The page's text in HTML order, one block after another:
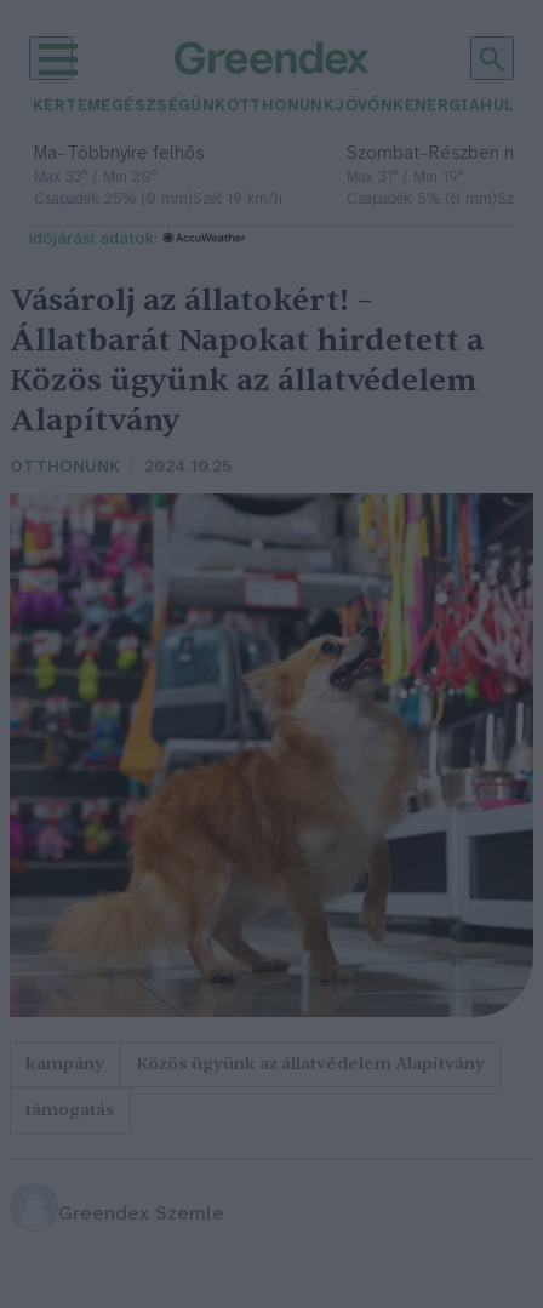
KERTEM EGÉSZSÉGÜNK OTTHONUNKJÖVŐNK ENERGIA
Ma– Többnyire felhős
Max 33° / Min 20°
Csapadék: 25% (0 mm)Szél: 19 km/h
Szombat– Részben
Max 31° / Min 19°
Csapadék: 5% (0 mm)Szél:
időjárási adatok:
Vásárolj az állatokért! –
Állatbarát Napokat hirdetett a
Közös ügyünk az állatvédelem
Alapítvány
OTTHONUNK 2024.10.25
kampány
Közös ügyünk az állatvédelem Alapítvány
támogatás
Greendex Szemle